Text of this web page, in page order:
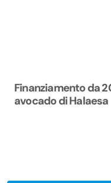
Finanziamento da
avocado di Halaesa